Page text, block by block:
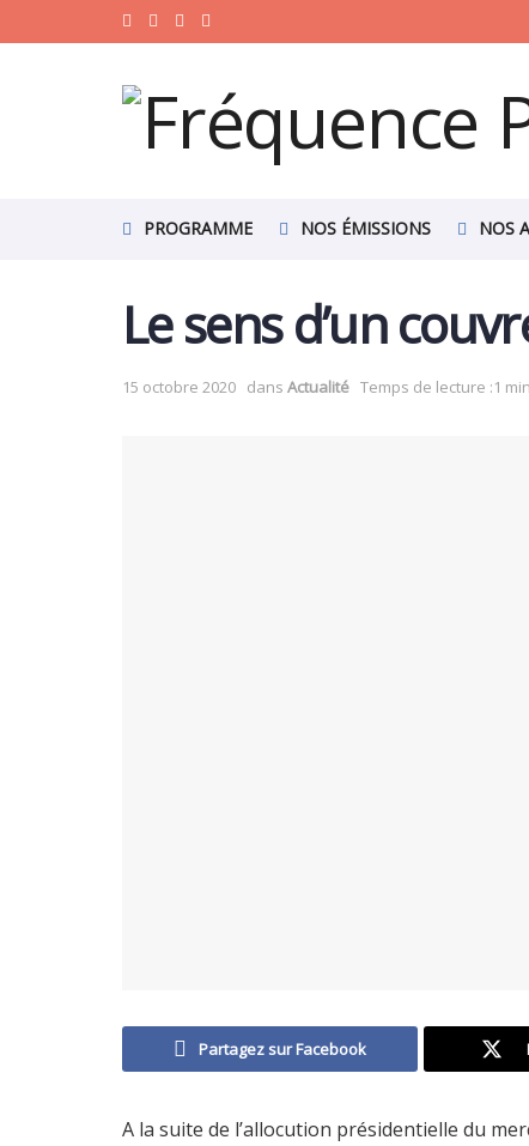
PROGRAMME NOS ÉMISSIONS NOS
Le sens d’un
15 octobre 2020 dans Actualité Temps de lecture :1
Partagez sur Facebook
A la suite de l’allocution présidentielle du